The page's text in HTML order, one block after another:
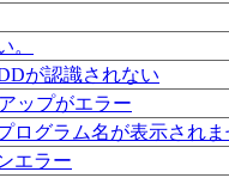
。
が認識されない
ップがエラー
ログラム名が表示され
エラー